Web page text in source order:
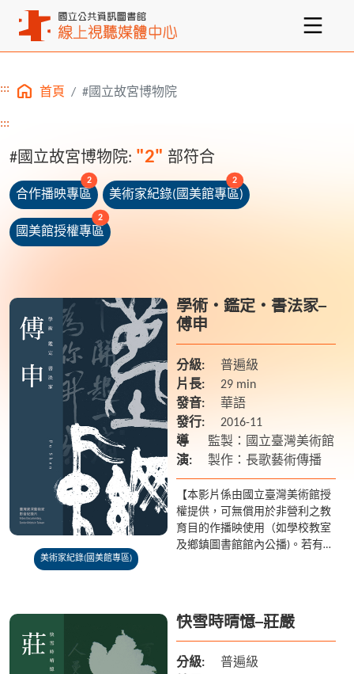
主要內容區塊
::: 首頁 #國立故宮博物院
:::
#國立故宮博物院: "2" 部符合
合作播映專區
2unread messages
美術家紀錄(國美館專區)
2unread messages
國美館授權專區
2unread messages
美術家紀錄(國美館專區)
學術‧鑑定‧書法家─
傅申
分級:
普遍級
片長:
29 min
發音:
華語
發行:
2016-11
導
演:
監製：國立臺灣美術館
製作：長歌藝術傳播
【本影片係由國立臺灣美術館授
權提供，可無償用於非營利之教
育目的作播映使用（如學校教室
及鄉鎮圖書館館內公播)。若有額
快雪時晴憶─莊嚴
分級:
普遍級